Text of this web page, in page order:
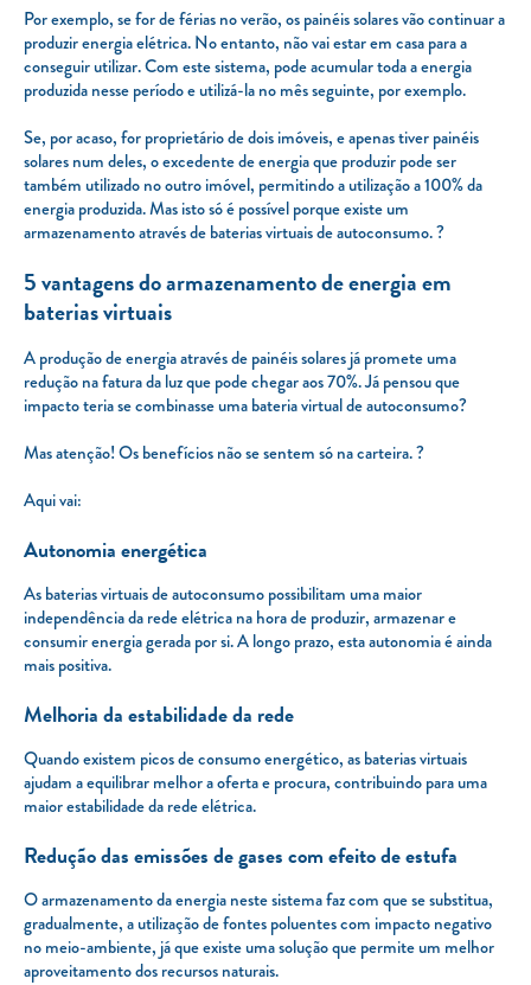
Por exemplo, se for de férias no verão, os painéis solares vão continuar a
produzir energia elétrica. No entanto, não vai estar em casa para a
conseguir utilizar. Com este sistema, pode acumular toda a energia
produzida nesse período e utilizá-la no mês seguinte, por exemplo.
Se, por acaso, for proprietário de dois imóveis, e apenas tiver painéis
solares num deles, o excedente de energia que produzir pode ser
também utilizado no outro imóvel, permitindo a utilização a 100% da
energia produzida. Mas isto só é possível porque existe um
armazenamento através de baterias virtuais de autoconsumo. ?
5 vantagens do armazenamento de energia em
baterias virtuais
A produção de energia através de painéis solares já promete uma
redução na fatura da luz que pode chegar aos 70%. Já pensou que
impacto teria se combinasse uma bateria virtual de autoconsumo?
Mas atenção! Os benefícios não se sentem só na carteira. ?
Aqui vai:
Autonomia energética
As baterias virtuais de autoconsumo possibilitam uma maior
independência da rede elétrica na hora de produzir, armazenar e
consumir energia gerada por si. A longo prazo, esta autonomia é ainda
mais positiva.
Melhoria da estabilidade da rede
Quando existem picos de consumo energético, as baterias virtuais
ajudam a equilibrar melhor a oferta e procura, contribuindo para uma
maior estabilidade da rede elétrica.
Redução das emissões de gases com efeito de estufa
O armazenamento da energia neste sistema faz com que se substitua,
gradualmente, a utilização de fontes poluentes com impacto negativo
no meio-ambiente, já que existe uma solução que permite um melhor
aproveitamento dos recursos naturais.